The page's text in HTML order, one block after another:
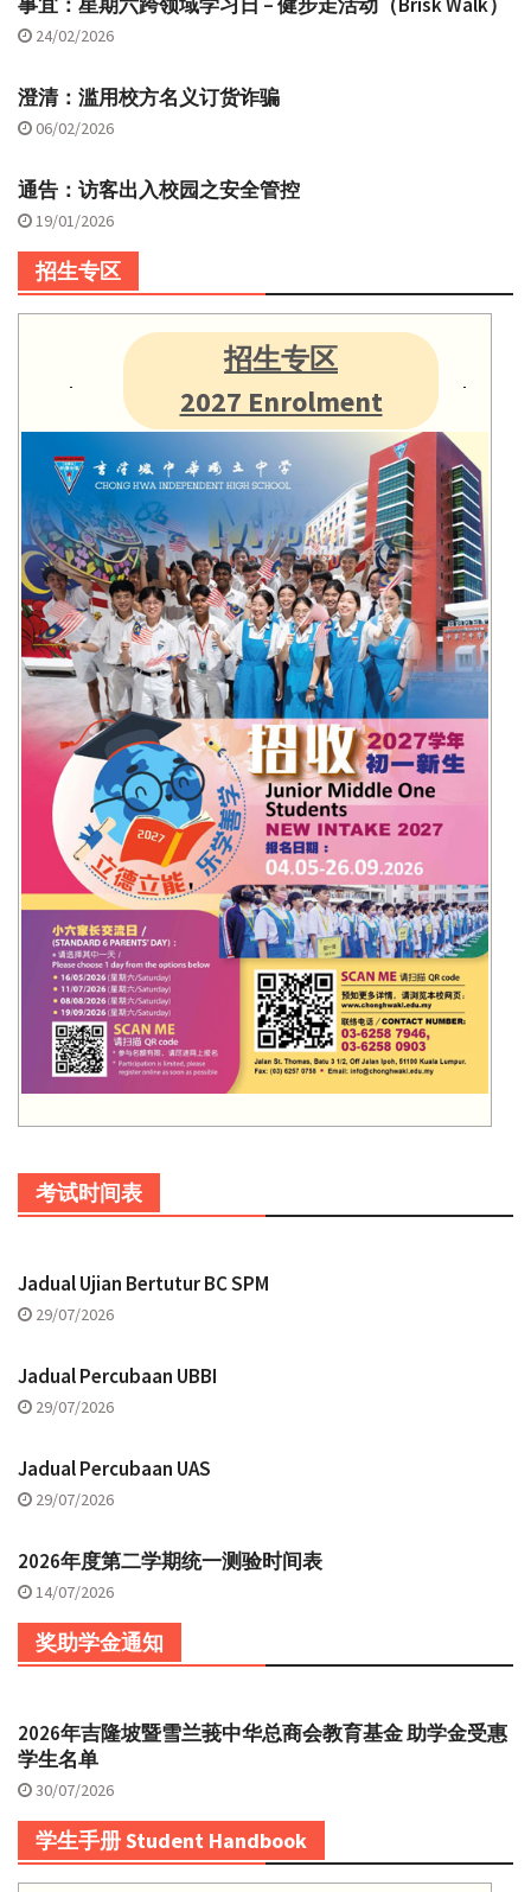
24/02/2026
澄清：滥用校方名义订货诈骗
06/02/2026
通告：访客出入校园之安全管控
19/01/2026
招生专区
招生专区
2027 Enrolment
考试时间表
Jadual Ujian Bertutur BC SPM
29/07/2026
Jadual Percubaan UBBI
29/07/2026
Jadual Percubaan UAS
29/07/2026
2026年度第二学期统一测验时间表
14/07/2026
奖助学金通知
2026年吉隆坡暨雪兰莪中华总商会教育基金 助学金受惠
学生名单
30/07/2026
学生手册 Student Handbook